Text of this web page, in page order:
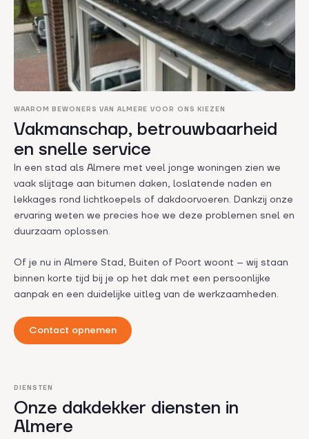
WAAROM BEWONERS VAN ALMERE VOOR ONS KIEZEN
Vakmanschap, betrouwbaarheid
en snelle service
In een stad als Almere met veel jonge woningen zien we
vaak slijtage aan bitumen daken, loslatende naden en
lekkages rond lichtkoepels of dakdoorvoeren. Dankzij onze
ervaring weten we precies hoe we deze problemen snel en
duurzaam oplossen.
Of je nu in Almere Stad, Buiten of Poort woont – wij staan
binnen korte tijd bij je op het dak met een persoonlijke
aanpak en een duidelijke uitleg van de werkzaamheden.
Contact opnemen
DIENSTEN
Onze dakdekker diensten in
Almere